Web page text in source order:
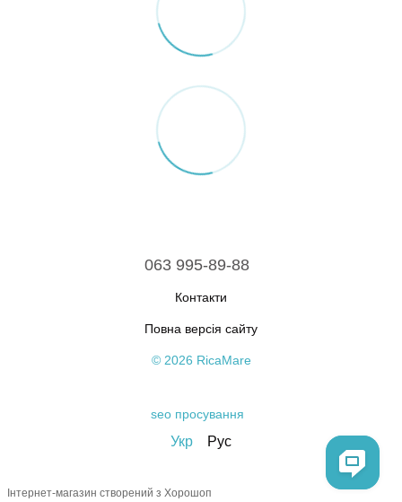
063 995-89-88
Контакти
Повна версія сайту
© 2026 RicaMare
seo просування
Укр Рус
Інтернет-магазин створений з Хорошоп